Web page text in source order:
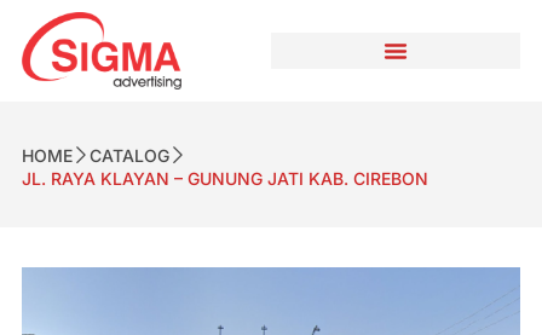
HOME
CATALOG
JL. RAYA KLAYAN – GUNUNG JATI KAB. CIREBON